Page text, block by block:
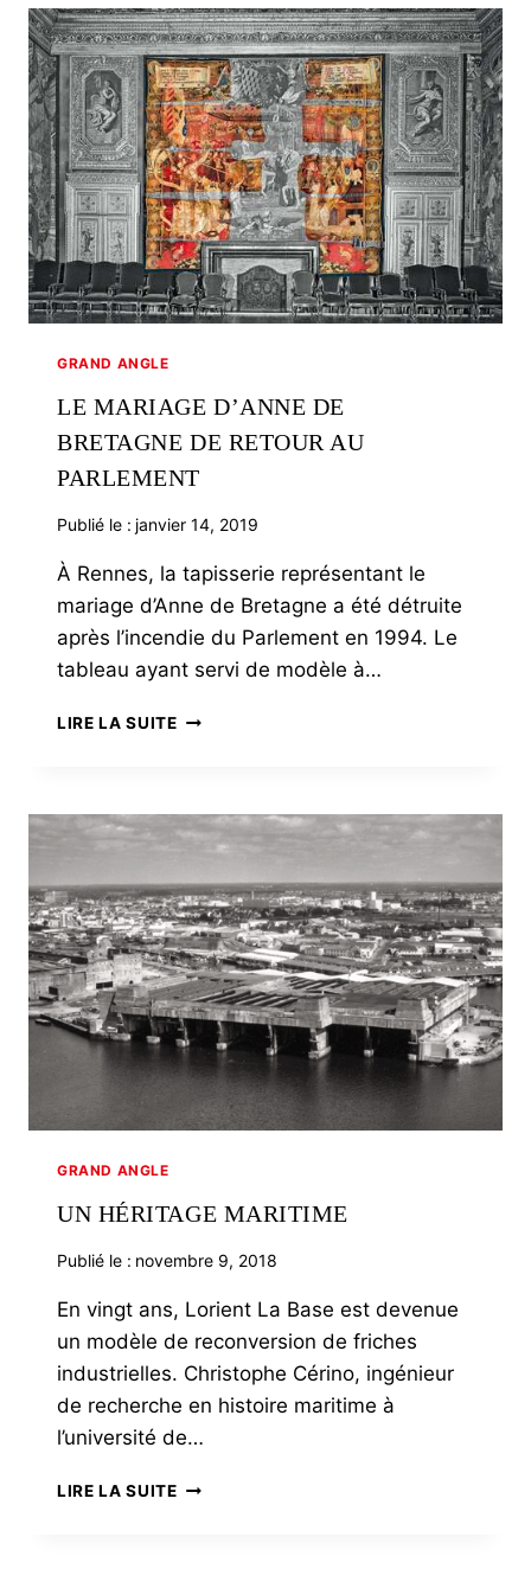
VILLE
GRAND ANGLE
LE MARIAGE D’ANNE DE
BRETAGNE DE RETOUR AU
PARLEMENT
Publié le : janvier 14, 2019
À Rennes, la tapisserie représentant le
mariage d’Anne de Bretagne a été détruite
après l’incendie du Parlement en 1994. Le
tableau ayant servi de modèle à…
LIRE LA SUITELE
BRETAGNE
DE
AU
PARLEMENT
GRAND ANGLE
UN HÉRITAGE MARITIME
Publié le : novembre 9, 2018
En vingt ans, Lorient La Base est devenue
un modèle de reconversion de friches
industrielles. Christophe Cérino, ingénieur
de recherche en histoire maritime à
l’université de…
LIRE LA SUITEUN